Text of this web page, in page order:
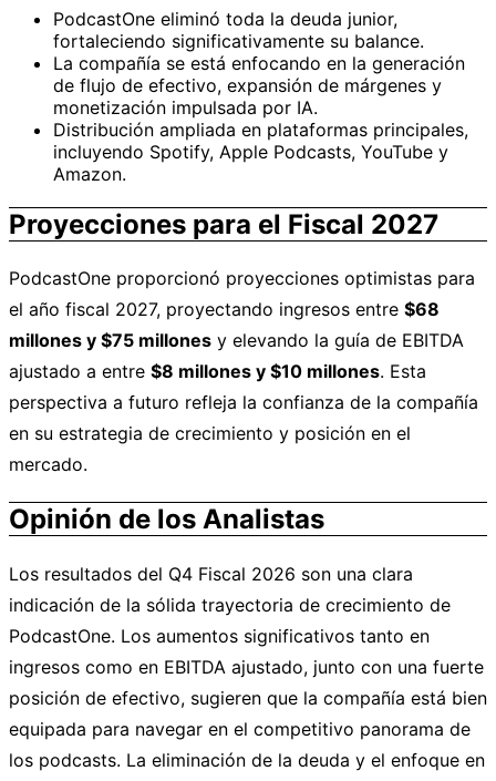
PodcastOne eliminó toda la deuda junior,
fortaleciendo significativamente su balance.
La compañía se está enfocando en la generación
de flujo de efectivo, expansión de márgenes y
monetización impulsada por IA.
Distribución ampliada en plataformas principales,
incluyendo Spotify, Apple Podcasts, YouTube y
Amazon.
Proyecciones para el Fiscal 2027
PodcastOne proporcionó proyecciones optimistas para
el año fiscal 2027, proyectando ingresos entre $68
millones y $75 millones y elevando la guía de EBITDA
ajustado a entre $8 millones y $10 millones. Esta
perspectiva a futuro refleja la confianza de la compañía
en su estrategia de crecimiento y posición en el
mercado.
Opinión de los Analistas
Los resultados del Q4 Fiscal 2026 son una clara
indicación de la sólida trayectoria de crecimiento de
PodcastOne. Los aumentos significativos tanto en
ingresos como en EBITDA ajustado, junto con una fuerte
posición de efectivo, sugieren que la compañía está bien
equipada para navegar en el competitivo panorama de
los podcasts. La eliminación de la deuda y el enfoque en